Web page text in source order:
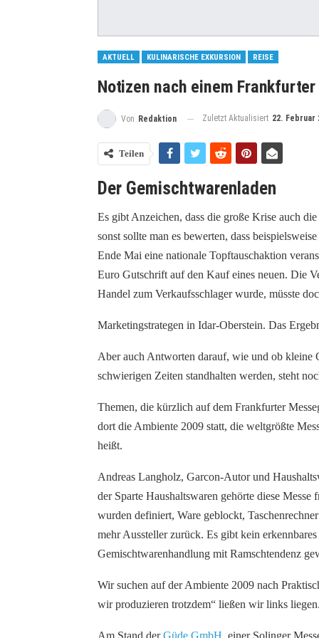
AKTUELL KULINARISCHE EXKURSION REISE
Notizen nach einem
Von Redaktion Zuletzt Aktualisiert 22. Februar
Teilen
Der Gemischtwarenladen
Es gibt Anzeichen, dass die große Krise auch
sonst sollte man es bewerten, dass
Ende Mai eine nationale Topftauschaktion
Euro Gutschrift auf den Kauf eines neuen. Die
Handel zum Verkaufsschlager wurde, müsste
Marketingstrategen in Idar-Oberstein. Das
Aber auch Antworten darauf, wie und ob kleine
schwierigen Zeiten standhalten werden, steht
Themen, die kürzlich auf dem Frankfurter
dort die Ambiente 2009 statt, die weltgrößte
heißt.
Andreas Langholz, Garcon-Autor und
der Sparte Haushaltswaren gehörte diese
wurden definiert, Ware geblockt,
mehr Aussteller zurück. Es gibt kein
Gemischtwarenhandlung mit Ramschtendenz
Wir suchen auf der Ambiente 2009 nach
wir produzieren trotzdem“ ließen wir links
Am Stand derGüde GmbH , einer Solinger